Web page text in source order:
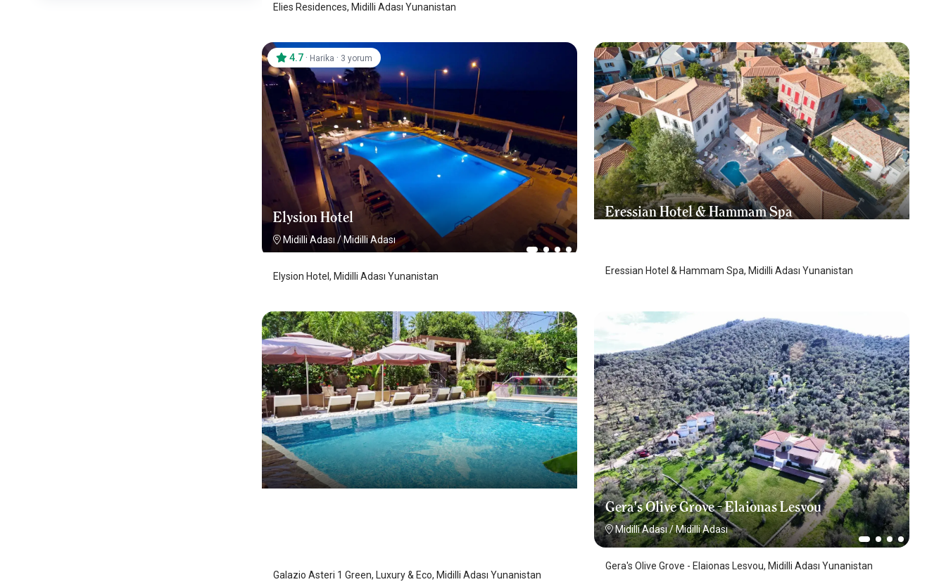
Elies Residences, Midilli Adası Yunanistan
Elysion Hotel
Midilli Adası / Midilli Adası
4.7 · Harika · 3 yorum
Elysion Hotel, Midilli Adası Yunanistan
Eressian Hotel & Hammam Spa
Eressian Hotel & Hammam Spa, Midilli Adası Yunanistan
Galazio Asteri 1 Green, Luxury & Eco, Midilli Adası Yunanistan
Gera's Olive Grove - Elaionas Lesvou
Midilli Adası/Midilli Adası
Gera's Olive Grove - Elaionas Lesvou, Midilli Adası Yunanistan